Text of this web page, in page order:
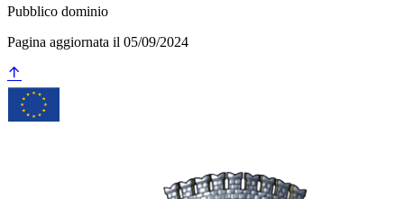
Pubblico dominio
Pagina aggiornata il 05/09/2024